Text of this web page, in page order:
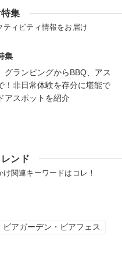
集
ィビティ情報をお届け
集
グランピングからBBQ、アス
！非日常体験を存分に堪能で
アスポットを紹介
ンド
関連キーワードはコレ！
ビアガーデン・ビアフェス